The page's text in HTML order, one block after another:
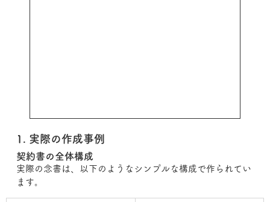
1. 実際の作成事例
契約書の全体構成
実際の念書は、以下のようなシンプルな構成で作られてい
ます。